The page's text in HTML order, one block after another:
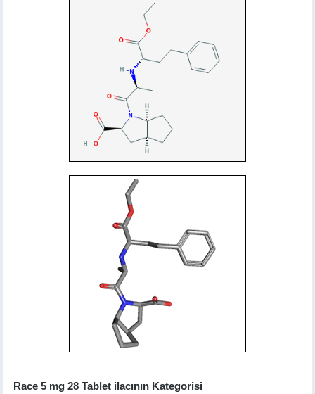
Race 5 mg 28 Tablet ilacının Kategorisi